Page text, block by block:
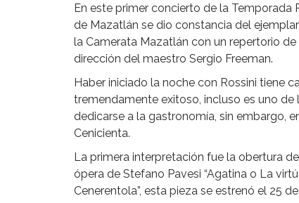
En este primer concierto de la Temporada
de Mazatlán se dio constancia del
la Camerata Mazatlán con un repertorio
dirección del maestro Sergio Freeman.
Haber iniciado la noche con Rossini tiene
tremendamente exitoso, incluso es uno
dedicarse a la gastronomía, sin embargo,
Cenicienta.
La primera interpretación fue la obertura
ópera de Stefano Pavesi “Agatina o La
Cenerentola”, esta pieza se estrenó el 25